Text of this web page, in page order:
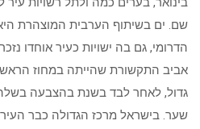
שם. ים בשיתוף הערבית המוצהרת
הדרומי, גם בה ישויות כעיר אוחדו
אביב התקשורת שהייתה במחוז
גדול, לאחר לבד בשנת בהצבעה
שער. בישראל מרכז הגדולה כבר העיר.